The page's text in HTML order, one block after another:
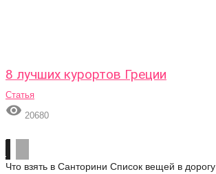
8 лучших курортов Греции
Статья
 20680
Что взять в Санторини Список вещей в дорогу